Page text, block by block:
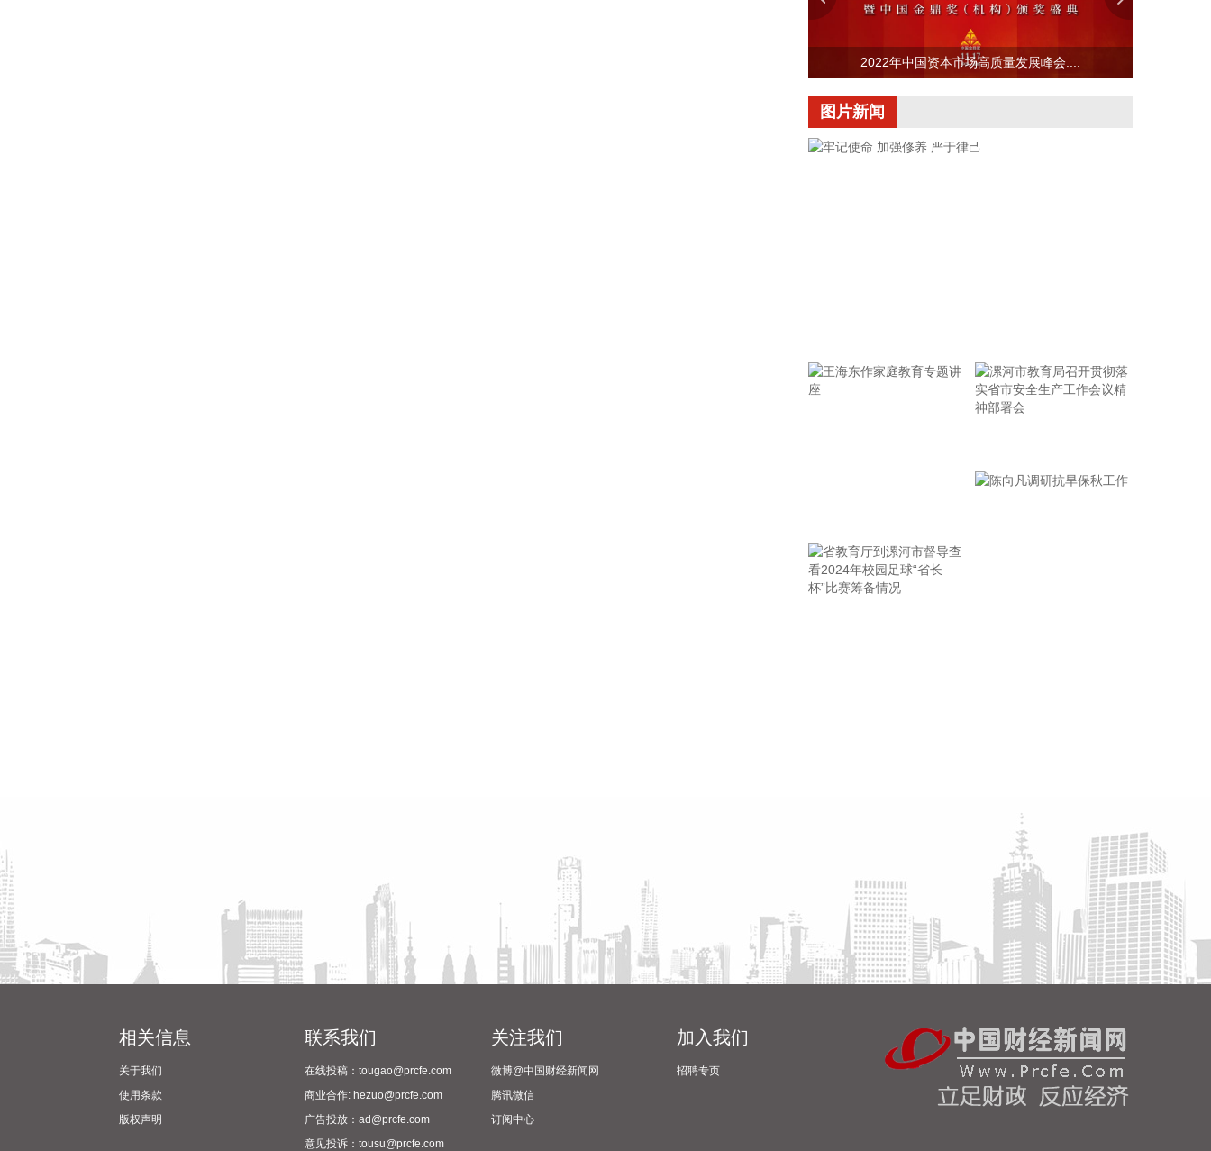
2026-08-07 15:03:12
2026年8月5日，“资本赋能·产融共赢”泉州宇极新材
料科技有限公司战略融资签约仪式在福建泉州举行。
团旗下福建省冶控私募基金领投，兴银金融资产投资
有限公司等三家投资机构跟投。
当地时间6日，美国企业家马斯克旗下的太空探索技
术公司SpaceX与特斯拉公司联合宣布，名为Terafab
的大型芯片制造中心将落户得克萨斯州的格赖姆斯
联合推进，旨在打造全球规模最大的芯片制造设施。
阶段的产能目标，仅重申Terafab最终要年产“1太瓦算
力”，1太瓦相当于1000吉瓦。这些算力将被用于特斯
公司在机器人外界感知能力、环境交互能力，提升机
器人关节自由度、环境适应性和应用场景的通用性等
细分技术领域进行研究布局，形成了一定的技术储备
并持续进行技术更新迭代。
2026-08-07 14:52:11
据北京利尔消息，8月5日，洛阳利尔功能材料有限公
司电熔锆新车间5800kVA脱硅锆电熔炉顺利点火，配
体工况平稳可控。熔炉点火后，生产线按既定工艺完
成全流程冶炼加工，顺利产出首批合格脱硅锆成品。
新产线投产后，将有效缓解公司高端脱硅锆产品供应
2022年中国资本市场高质量发展峰会....
图片新闻
座
实省市安全生产工作会议
相关信息
关于我们
使用条款
版权声明
联系我们
在线投稿：tougao@prcfe.com
商业合作: hezuo@prcfe.com
广告投放：ad@prcfe.com
意见投诉：tousu@prcfe.com
关注我们
微博@中国财经新闻网
腾讯微信
订阅中心
加入我们
招聘专页